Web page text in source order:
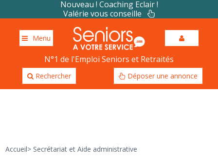
Nouveau ! Coaching Eclair !
Valérie vous conseille
Menu
N°1 de l'Emploi Seniors et Retraités
Rechercher Déposer une annonce
Accueil> Secrétariat et Aide administrative